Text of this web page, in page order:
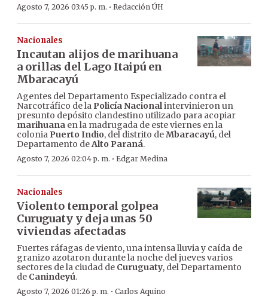
Agosto 7, 2026 03:45 p. m. · Redacción ÚH
Nacionales
Incautan alijos de marihuana
a orillas del Lago Itaipú en
Mbaracayú
Agentes del Departamento Especializado contra el
Narcotráfico de la Policía Nacionalintervinieron un
presunto depósito clandestino utilizado para acopiar
marihuana en la madrugada de este viernes en la
colonia Puerto Indio, del distrito deMbaracayú, del
Departamento deAlto Paraná.
Agosto 7, 2026 02:04 p. m. · Edgar Medina
Nacionales
Violento temporal golpea
Curuguaty y deja unas 50
viviendas afectadas
Fuertes ráfagas de viento, una intensa lluvia y caída de
granizo azotaron durante la noche del jueves varios
sectores de la ciudad de Curuguaty, del Departamento
de Canindeyú.
Agosto 7, 2026 01:26 p. m. · Carlos Aquino